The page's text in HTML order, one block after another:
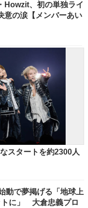
Howzit、初の単独ライ
の涙【メンバーあい
スタートを約2300人
動で夢掲げる「地球上
トに」 大倉忠義プロ